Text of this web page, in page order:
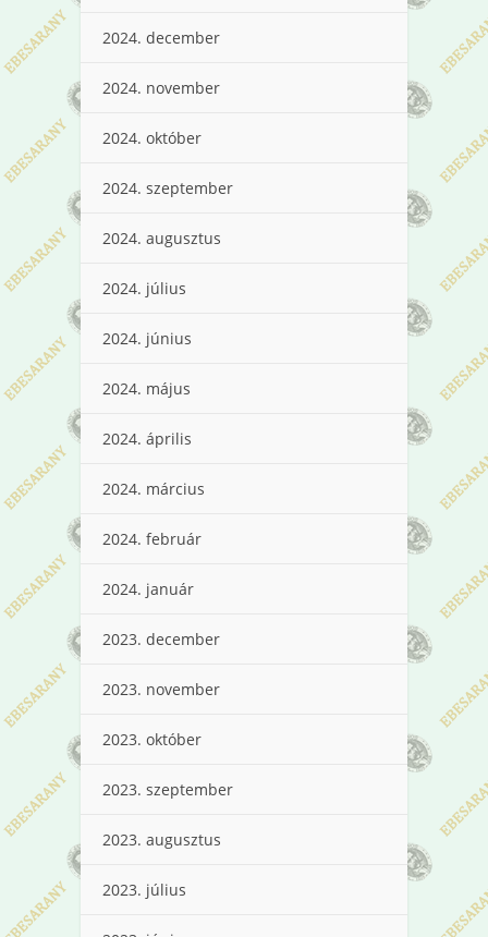
2024. december
2024. november
2024. október
2024. szeptember
2024. augusztus
2024. július
2024. június
2024. május
2024. április
2024. március
2024. február
2024. január
2023. december
2023. november
2023. október
2023. szeptember
2023. augusztus
2023. július